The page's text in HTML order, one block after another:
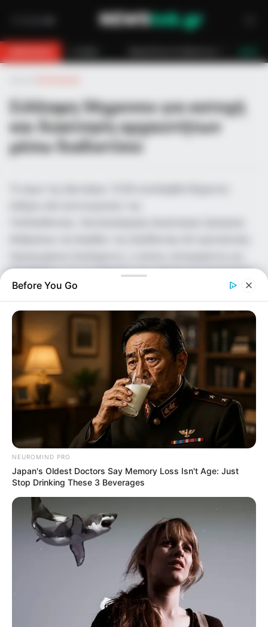
Σύλληψη 56χρονου για κατοχή
και διακίνηση αρχαιοτήτων
μέσω διαδικτύου
παραβάσεις της νομοθεσίας που αφορά την προστασία
των αρχαιοτήτων. Σύμφωνα με πληροφορίες ο
Επιμέλεια
Μαρίνα Βερούση
Δημοσίευση
17/06/2026, 14:39 · 2:39 ΜΜ
Τελευταία ενημέρωση
17/06/2026, 14:39 · 2:39 ΜΜ
Αστυνομικά
Before You Go
NEUROMIND PRO
Japan's Oldest Doctors Say Memory Loss Isn't Age: Just
Stop Drinking These 3 Beverages